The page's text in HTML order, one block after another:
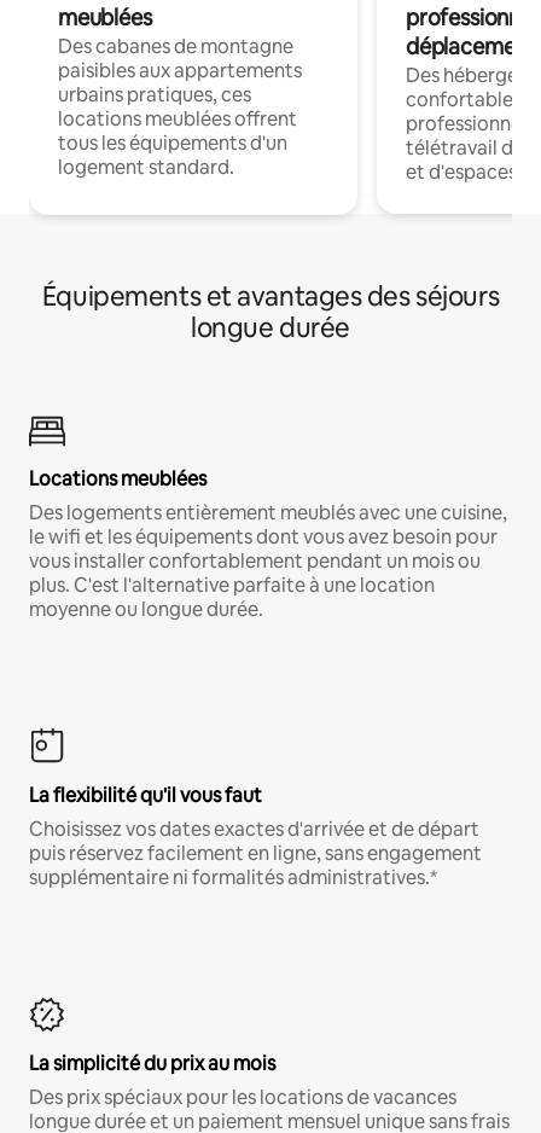
meublées
Des cabanes de montagne
paisibles aux appartements
urbains pratiques, ces
locations meublées offrent
tous les équipements d'un
logement standard.
déplacement
Des
confortables
professionnels
télétravail
et d'espaces
Équipements et avantages des séjours
longue durée
Locations meublées
Des logements entièrement meublés avec une cuisine,
le wifi et les équipements dont vous avez besoin pour
vous installer confortablement pendant un mois ou
plus. C'est l'alternative parfaite à une location
moyenne ou longue durée.
La flexibilité qu'il vous faut
Choisissez vos dates exactes d'arrivée et de départ
puis réservez facilement en ligne, sans engagement
supplémentaire ni formalités administratives.*
La simplicité du prix au mois
Des prix spéciaux pour les locations de vacances
longue durée et un paiement mensuel unique sans frais